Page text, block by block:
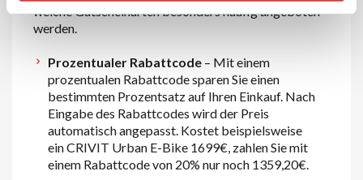
welche Gutscheinarten besonders häufig angeboten
werden.
Prozentualer Rabattcode– Mit einem
prozentualen Rabattcode sparen Sie einen
bestimmten Prozentsatz auf Ihren Einkauf. Nach
Eingabe des Rabattcodes wird der Preis
automatisch angepasst. Kostet beispielsweise
ein CRIVIT Urban E-Bike 1699€, zahlen Sie mit
einem Rabattcode von 20% nur noch 1359,20€.